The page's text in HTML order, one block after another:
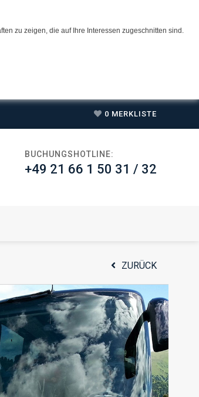
zu zeigen, die auf Ihre Interessen zugeschnitten sind.
0 MERKLISTE
BUCHUNGSHOTLINE:
+49 21 66 1 50 31 / 32
ZURÜCK